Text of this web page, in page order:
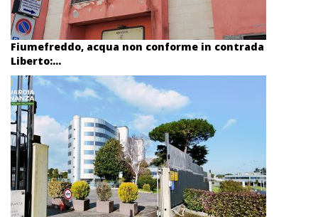
Fiumefreddo, acqua non conforme in contrada
Liberto:...